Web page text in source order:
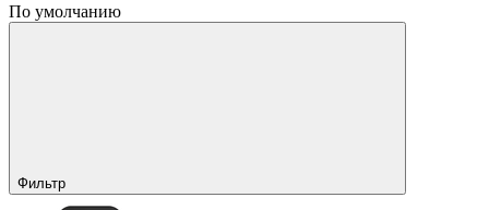
По умолчанию
Фильтр